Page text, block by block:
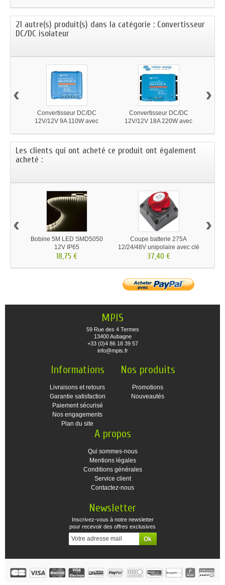
21 autre(s) produit(s) dans la catégorie : Convertisseur
DC/DC isolateur
Convertisseur DC/DC
12V/12V 9A 110W avec
Convertisseur DC/DC
12V/12V 18A 220W avec
‹ ›
Les clients qui ont acheté ce produit ont également
acheté :
Bobine 5M LED SMD5050
12V IP65
18,75 €
Coupe batterie 275A
12/24/48V unipolaire avec clé
37,40 €
‹ ›
MPIS
59 Rue des 4 Termes
13400 Aubagne
+33 (0)4 86 18 39 57
info@mpis.fr
Informations
Livraisons et retours
Garantie satisfaction
Paiement sécurisé
Nos engagements
Plan du site
Nos produits
Promotions
Nouveautés
A propos
Qui sommes-nous
Mentions légales
Conditions générales
Service client
Contactez-nous
Newsletter
Inscrivez-vous à notre newsletter
pour recevoir des offres exclusives